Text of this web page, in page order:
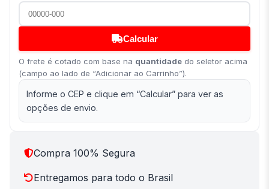
Calcular
O frete é cotado com base na quantidade do seletor acima
(campo ao lado de “Adicionar ao Carrinho”).
Informe o CEP e clique em “Calcular” para ver as
opções de envio.
Compra 100% Segura
Entregamos para todo o Brasil